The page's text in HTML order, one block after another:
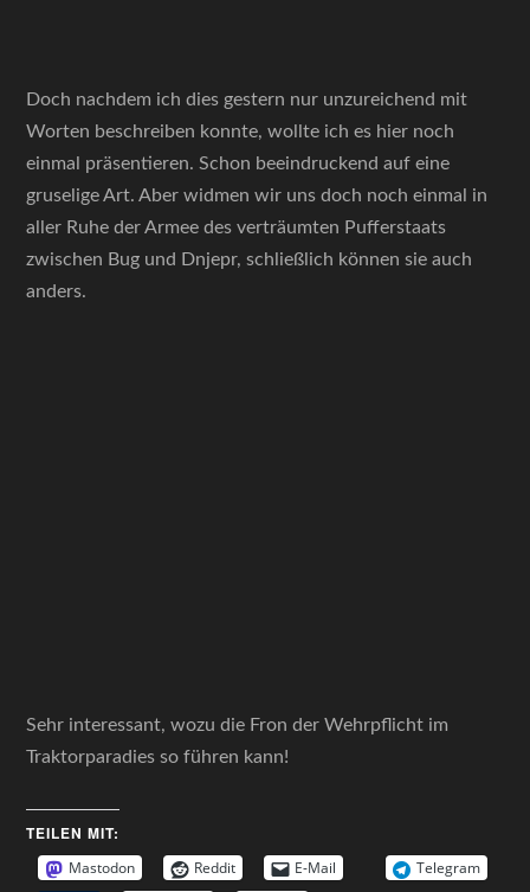
Doch nachdem ich dies gestern nur unzureichend mit
Worten beschreiben konnte, wollte ich es hier noch
einmal präsentieren. Schon beeindruckend auf eine
gruselige Art. Aber widmen wir uns doch noch einmal in
aller Ruhe der Armee des verträumten Pufferstaats
zwischen Bug und Dnjepr, schließlich können sie auch
anders.
Sehr interessant, wozu die Fron der Wehrpflicht im
Traktorparadies so führen kann!
TEILEN MIT:
Mastodon Reddit E-Mail
Telegram